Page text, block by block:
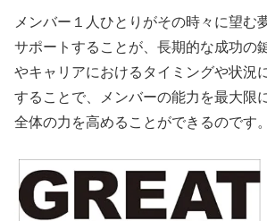
メンバー１人ひとりがその時々に望む
サポートすることが、長期的な成功の
やキャリアにおけるタイミングや状況
することで、メンバーの能力を最大限
全体の力を高めることができるのです。